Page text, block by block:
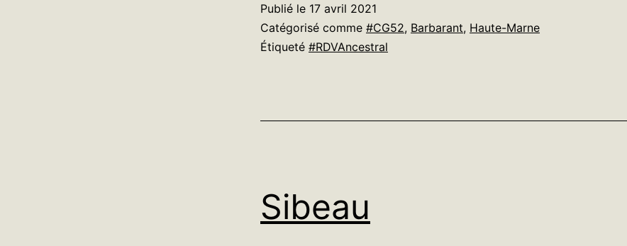
rêvé
Publié le 17 avril 2021
Catégorisé comme #CG52, Barbarant, Haute-Marne
Étiqueté #RDVAncestral
Sibeau